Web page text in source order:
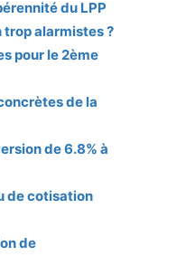
du LPP
trop alarmistes ?
pour le 2ème
de la
de 6.8% à
de cotisation
de